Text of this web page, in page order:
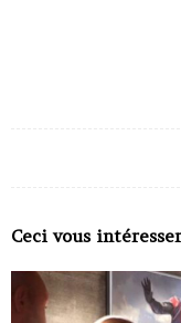
Ceci vous